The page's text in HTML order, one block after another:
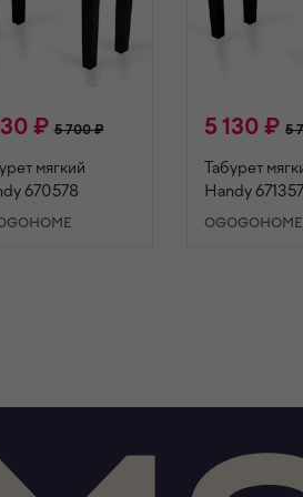
₽ 5 700 ₽
мягкий
670578
5 130 ₽ 5
Табурет
Handy
OGOGOHOME